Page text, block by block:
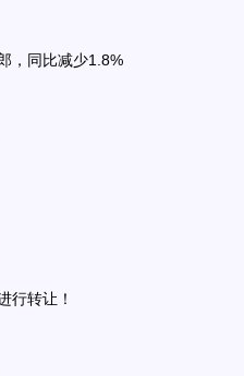
，同比减少1.8%
行转让！